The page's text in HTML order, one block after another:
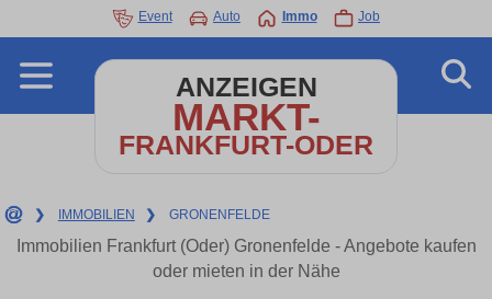
Event Auto Immo Job
ANZEIGEN
MARKT-
FRANKFURT-ODER
❯ IMMOBILIEN ❯ GRONENFELDE
Immobilien Frankfurt (Oder) Gronenfelde - Angebote kaufen
oder mieten in der Nähe